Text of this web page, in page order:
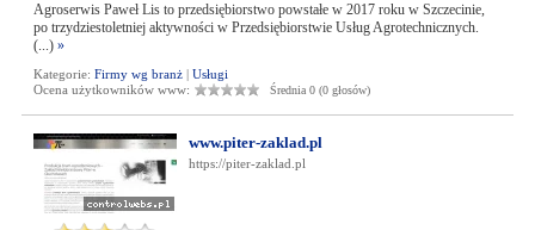
Agroserwis Paweł Lis to przedsiębiorstwo powstałe w 2017 roku w Szczecinie,
po trzydziestoletniej aktywności w Przedsiębiorstwie Usług Agrotechnicznych.
(...) »
Kategorie: Firmy wg branż| Usługi
Ocena użytkowników www:
Średnia 0 (0 głosów)
www.piter-zaklad.pl
https://piter-zaklad.pl